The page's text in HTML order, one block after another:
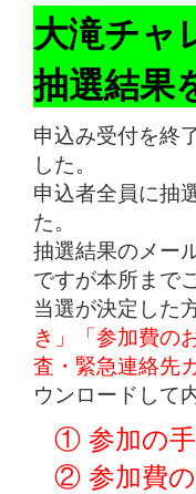
大滝チャ
抽選結果
申込み受付を終
した。
申込者全員に抽
た。
抽選結果のメー
ですが本所まで
当選が決定した
き」「参加費の
査・緊急連絡先
ウンロードして
① 参加の
② 参加費